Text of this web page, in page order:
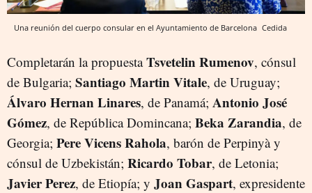
Una reunión del cuerpo consular en el Ayuntamiento de Barcelona Cedida
Completarán la propuestaTsvetelin Rumenov, cónsul
de Bulgaria; Santiago Martin Vitale, de Uruguay;
Álvaro Hernan Linares, de Panamá; Antonio José
Gómez, de República Domincana; Beka Zarandia, de
Georgia; Pere Vicens Rahola, barón de Perpinyà y
cónsul de Uzbekistán; Ricardo Tobar, de Letonia;
Javier Perez, de Etiopía; y Joan Gaspart, expresidente